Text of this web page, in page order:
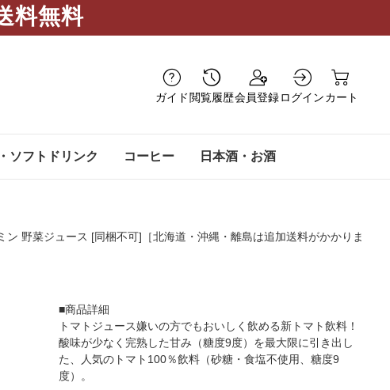
料無料
ガイド 閲覧履歴会員登録ログインカート
ソフトドリンク コーヒー 日本酒・お酒
野菜ジュース [同梱不可]［北海道・沖縄・離島は追加送料がかかりま
■商品詳細
トマトジュース嫌いの方でもおいしく飲める新トマト飲料！
酸味が少なく完熟した甘み（糖度9度）を最大限に引き出し
た、人気のトマト100％飲料（砂糖・食塩不使用、糖度9
度）。